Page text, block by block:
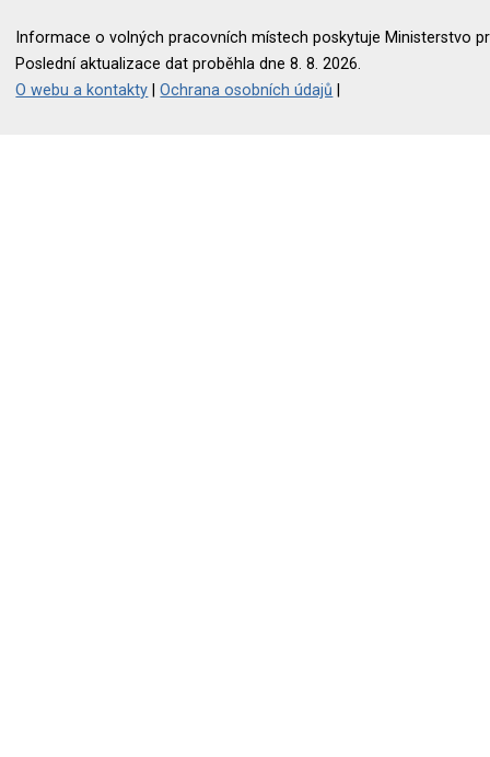
Informace o volných pracovních místech poskytuje Ministerstvo
Poslední aktualizace dat proběhla dne 8. 8. 2026.
O webu a kontakty |Ochrana osobních údajů